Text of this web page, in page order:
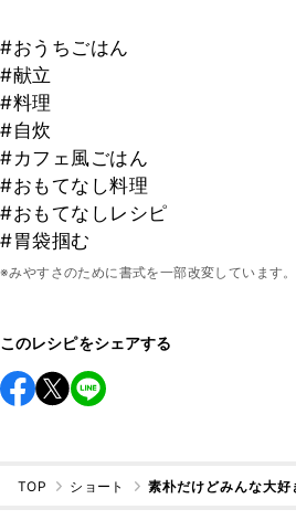
#おうちごはん
#献立
#料理
#自炊
#カフェ風ごはん
#おもてなし料理
#おもてなしレシピ
#胃袋掴む
※みやすさのために書式を一部改変しています。
このレシピをシェアする
TOP ショート 素朴だけどみんな大